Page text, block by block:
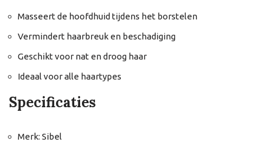
Masseert de hoofdhuid tijdens het borstelen
Vermindert haarbreuk en beschadiging
Geschikt voor nat en droog haar
Ideaal voor alle haartypes
Specificaties
Merk: Sibel